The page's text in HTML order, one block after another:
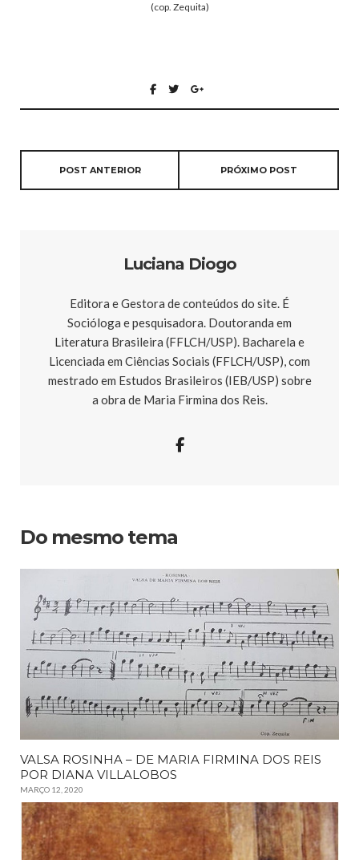
(cop. Zequita)
POST ANTERIOR PRÓXIMO POST
Luciana Diogo
Editora e Gestora de conteúdos do site. É
Socióloga e pesquisadora. Doutoranda em
Literatura Brasileira (FFLCH/USP). Bacharela e
Licenciada em Ciências Sociais (FFLCH/USP), com
mestrado em Estudos Brasileiros (IEB/USP) sobre
a obra de Maria Firmina dos Reis.
Do mesmo tema
VALSA ROSINHA – DE MARIA FIRMINA DOS REIS
POR DIANA VILLALOBOS
MARÇO 12, 2020